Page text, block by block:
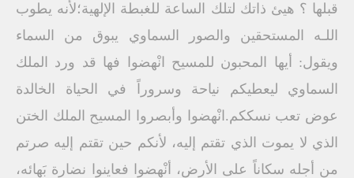
قبلها ؟ هيئ ذاتك لتلك الساعة للغبطة الإلهية؛لأنه يطوب
اللـه المستحقين والصور السماوي يبوق من السماء
ويقول: أيها المحبون للمسيح انْهضوا فها قد ورد الملك
السماوي ليعطيكم نياحة وسروراً في الحياة الخالدة
عوض تعب نسككم.انْهضوا وأبصروا المسيح الملك الختن
الذي لا يموت الذي تقتم إليه، لأنكم حين تقتم إليه صرتم
من أجله سكاناً على الأرض، أنْهضوا فعاينوا نضارة بَهائه،